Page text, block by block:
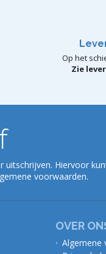
Op het
Zie
Hiervoor
voorwaarden.
OVER
Algemene